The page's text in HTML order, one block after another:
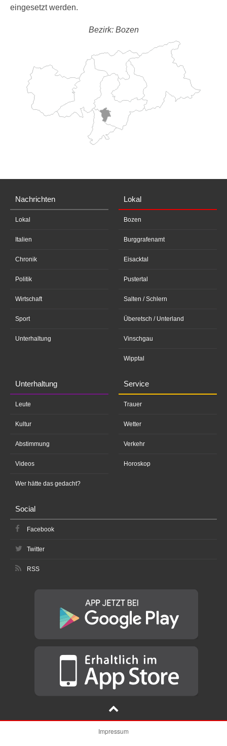
eingesetzt werden.
Bezirk: Bozen
Nachrichten
Lokal
Italien
Chronik
Politik
Wirtschaft
Sport
Unterhaltung
Lokal
Bozen
Burggrafenamt
Eisacktal
Pustertal
Salten / Schlern
Überetsch / Unterland
Vinschgau
Wipptal
Unterhaltung
Leute
Kultur
Abstimmung
Videos
Wer hätte das gedacht?
Service
Trauer
Wetter
Verkehr
Horoskop
Social
Facebook
Twitter
RSS
Impressum